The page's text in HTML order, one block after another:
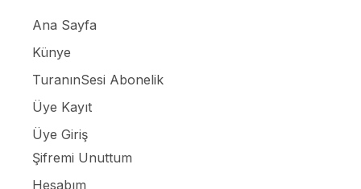
Ana Sayfa
Künye
TuranınSesi Abonelik
Üye Kayıt
Üye Giriş
Şifremi Unuttum
Hesabım